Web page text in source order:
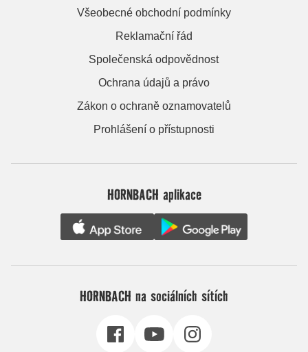
Všeobecné obchodní podmínky
Reklamační řád
Společenská odpovědnost
Ochrana údajů a právo
Zákon o ochraně oznamovatelů
Prohlášení o přístupnosti
HORNBACH aplikace
HORNBACH na sociálních sítích